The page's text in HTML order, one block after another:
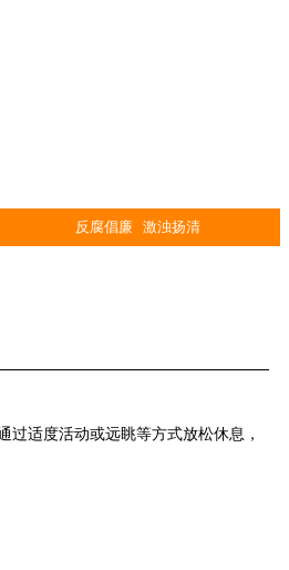
反腐倡廉 激浊扬清
度活动或远眺等方式放松休息，